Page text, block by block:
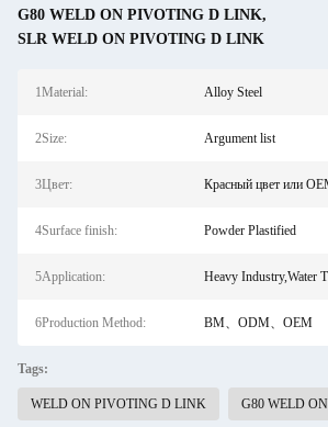
G80 WELD ON PIVOTING D LINK,
SLR WELD ON PIVOTING D LINK
1Material: Alloy Steel
2Size: Argument list
3Цвет: Красный цвет или
4Surface finish: Powder Plastified
5Application: Heavy Industry,Water
6Production Method: BM、ODM、OEM
Tags:
WELD ON PIVOTING D LINK G80 WELD